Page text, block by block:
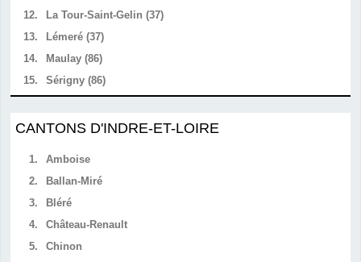
12.
La Tour-Saint-Gelin (37)
13.
Lémeré (37)
14.
Maulay (86)
15.
Sérigny (86)
CANTONS D'INDRE-ET-LOIRE
1.
Amboise
2.
Ballan-Miré
3.
Bléré
4.
Château-Renault
5.
Chinon